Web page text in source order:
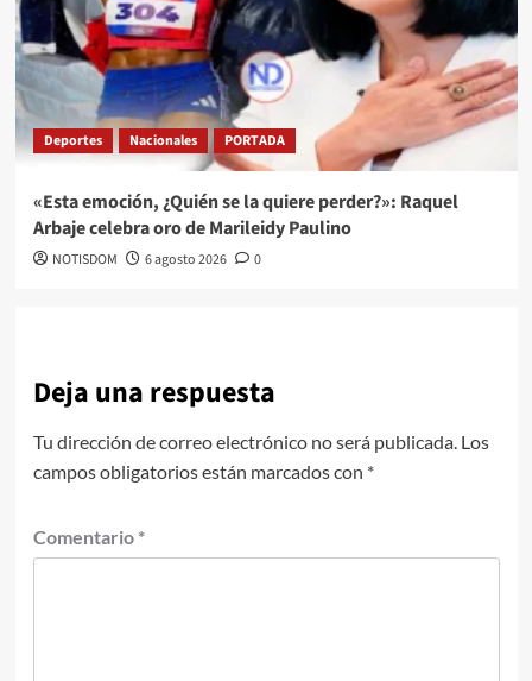
Deportes Nacionales PORTADA
«Esta emoción, ¿Quién se la quiere perder?»: Raquel
Arbaje celebra oro de Marileidy Paulino
NOTISDOM 6 agosto 2026 0
Deja una respuesta
Tu dirección de correo electrónico no será publicada. Los
campos obligatorios están marcados con *
Comentario *